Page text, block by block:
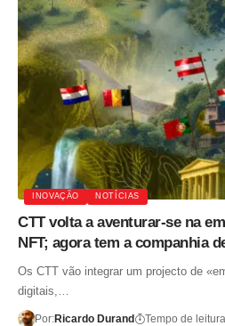
INOVAÇÃO NOTÍCIAS
CTT volta a aventurar-se na
NFT; agora tem a companhia
Os CTT vão integrar um projecto de
digitais,…
Por:Ricardo Durand Tempo de